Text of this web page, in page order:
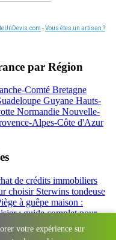
votre expérience sur
-Vous êtes un artisan ?
par Région
Comté Bretagne
Guyane Hauts-
Normandie Nouvelle-
Alpes-Côte d'Azur
de crédits immobiliers
choisir Sterwins tondeuse
à guêpe maison :
: guide complet pour
de crédit : regrouper prêt